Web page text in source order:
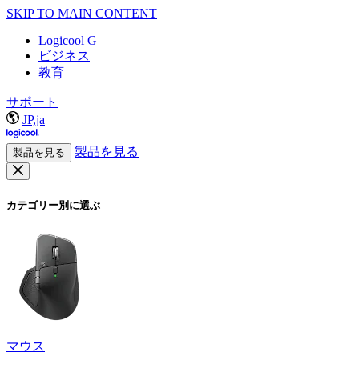
SKIP TO MAIN CONTENT
Logicool G
ビジネス
教育
サポート
JP,ja
製品を見る 製品を見る
カテゴリー別に選ぶ
マウス